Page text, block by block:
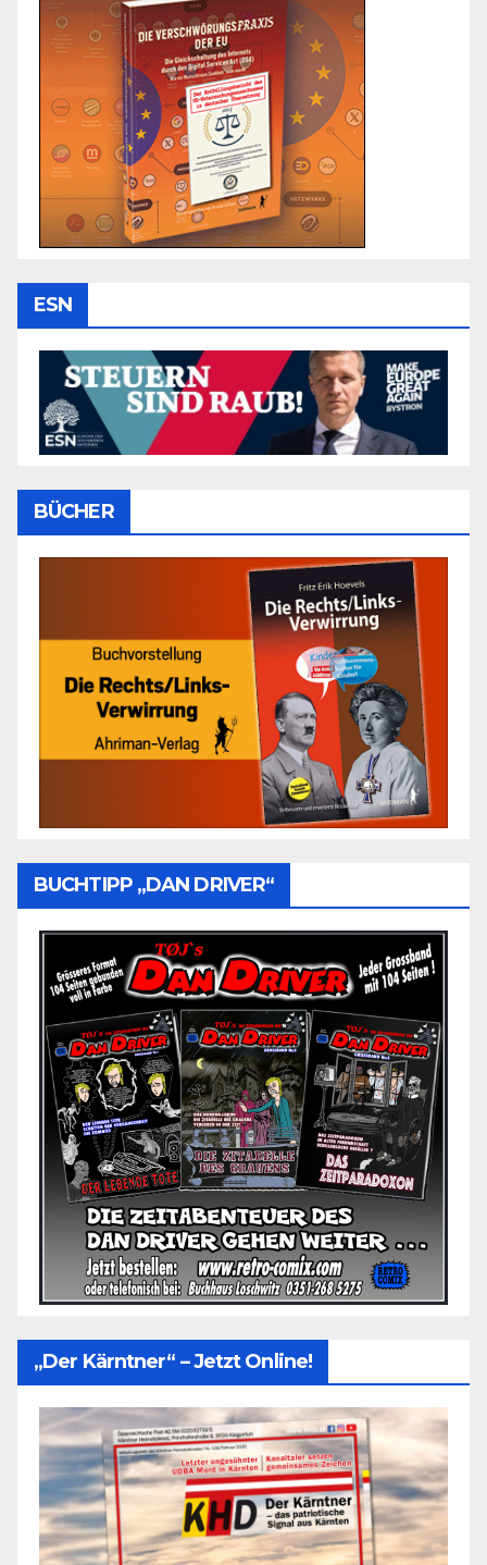
ESN
BÜCHER
BUCHTIPP „DAN DRIVER“
„Der Kärntner“ – Jetzt Online!